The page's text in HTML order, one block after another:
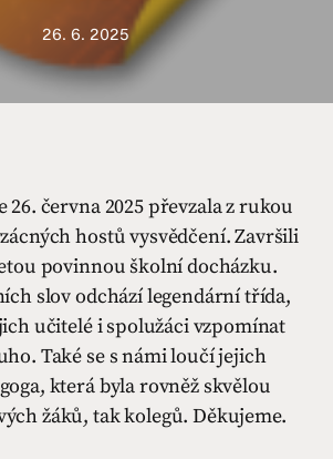
26. 6. 2025
26. června 2025 převzala z rukou
hostů vysvědčení. Završili
povinnou školní docházku.
slov odchází legendární třída,
učitelé i spolužáci vzpomínat
Také se s námi loučí jejich
která byla rovněž skvělou
žáků, tak kolegů. Děkujeme.